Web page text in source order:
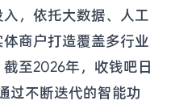
，依托大数据、人工
商户打造覆盖多行业
至2026年，收钱吧日
过不断迭代的智能功